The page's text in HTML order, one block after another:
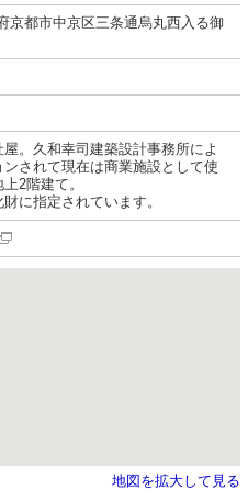
京都市中京区三条通烏丸西入る御
。久和幸司建築設計事務所によ
ンされて現在は商業施設として使
2階建て。
に指定されています。
地図を拡大して見る